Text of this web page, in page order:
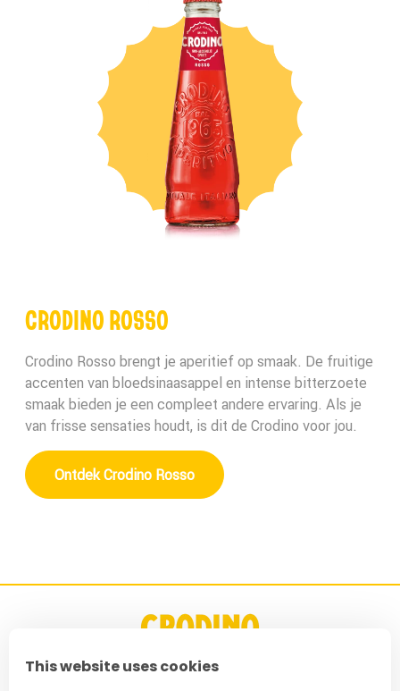
This website uses cookies
CRODINO ROSSO
Crodino Rosso brengt je aperitief op smaak. De fruitige
accenten van bloedsinaasappel en intense bitterzoete
smaak bieden je een compleet andere ervaring. Als je
van frisse sensaties houdt, is dit de Crodino voor jou.
Ontdek Crodino Rosso